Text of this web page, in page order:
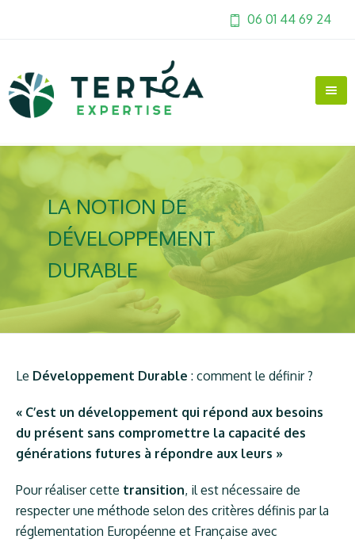
06 01 44 69 24
LA NOTION DE
DÉVELOPPEMENT
DURABLE
Le Développement Durable : comment le définir ?
« C’est un développement qui répond aux besoins
du présent sans compromettre la capacité des
générations futures à répondre aux leurs »
Pour réaliser cette transition, il est nécessaire de
respecter une méthode selon des critères définis par la
réglementation Européenne et Française avec